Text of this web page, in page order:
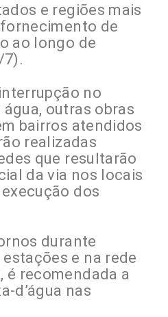
e regiões mais
de
ao longo de
7).
no
outras obras
bairros atendidos
realizadas
que resultarão
da via nos locais
dos
durante
e na rede
é recomendada a
d’água nas